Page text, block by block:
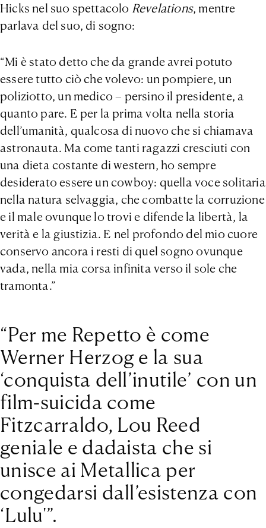
Hicks nel suo spettacolo Revelations, mentre
parlava del suo, di sogno:
“Mi è stato detto che da grande avrei potuto
essere tutto ciò che volevo: un pompiere, un
poliziotto, un medico – persino il presidente, a
quanto pare. E per la prima volta nella storia
dell’umanità, qualcosa di nuovo che si chiamava
astronauta. Ma come tanti ragazzi cresciuti con
una dieta costante di western, ho sempre
desiderato essere un cowboy: quella voce solitaria
nella natura selvaggia, che combatte la corruzione
e il male ovunque lo trovi e difende la libertà, la
verità e la giustizia. E nel profondo del mio cuore
conservo ancora i resti di quel sogno ovunque
vada, nella mia corsa infinita verso il sole che
tramonta.”
“Per me Repetto è come
Werner Herzog e la sua
‘conquista dell’inutile’ con un
film-suicida come
Fitzcarraldo, Lou Reed
geniale e dadaista che si
unisce ai Metallica per
congedarsi dall’esistenza con
‘Lulu'”.